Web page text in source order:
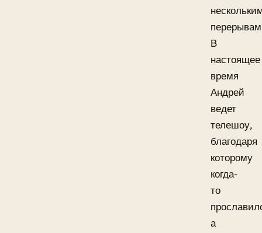
В
настоящее
время
Андрей
ведет
телешоу,
благодаря
которому
когда-
то
а